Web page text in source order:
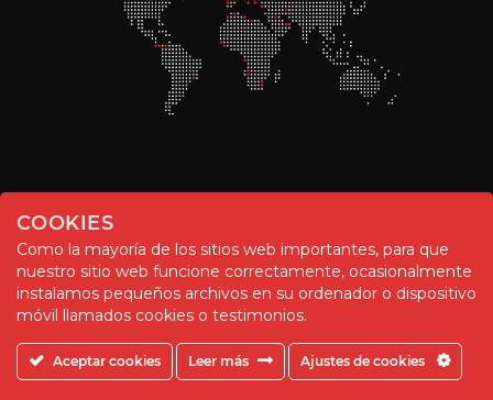
© Chemitool – 2020. All rights reserved.
COOKIES
Como la mayoría de los sitios web importantes, para que
nuestro sitio web funcione correctamente, ocasionalmente
instalamos pequeños archivos en su ordenador o dispositivo
móvil llamados cookies o testimonios.
Aceptar cookies Leer más Ajustes de cookies